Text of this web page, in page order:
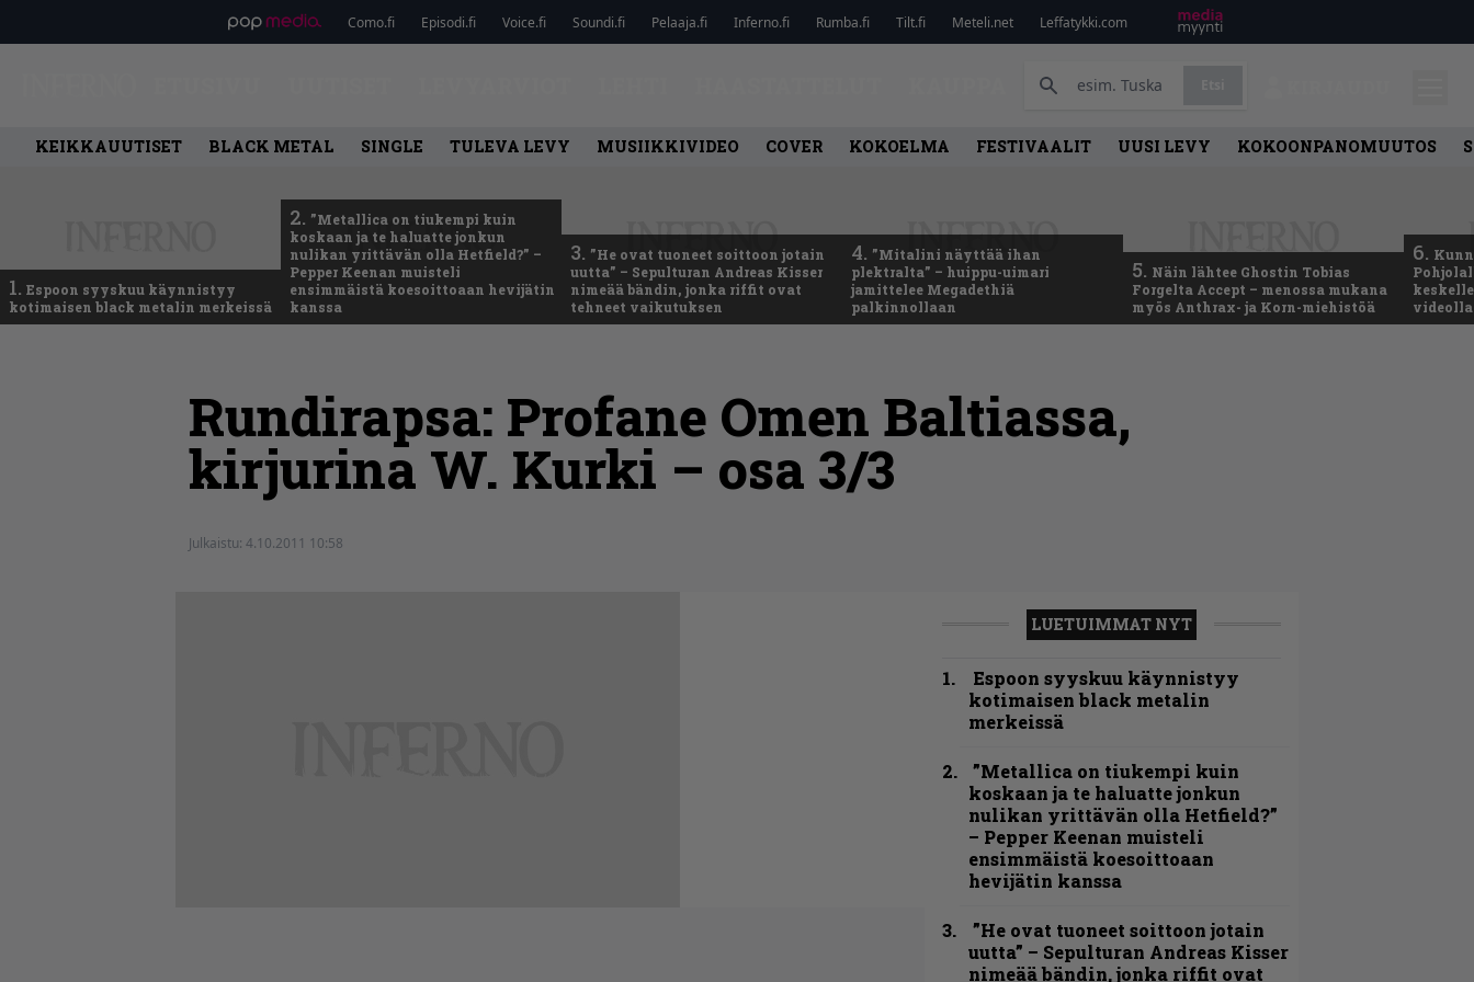
Como.fi Episodi.fi Voice.fi Soundi.fi Pelaaja.fi Inferno.fi Rumba.fi Tilt.fi Meteli.net Leffatykki.com
KEIKKAUUTISET BLACK METAL SINGLE TULEVA LEVY MUSIIKKIVIDEO COVER KOKOELMA FESTIVAALIT UUSI LEVY KOKOONPANOMUUTOS
1. Espoon syyskuu käynnistyy
kotimaisen black metalin merkeissä
2. ”Metallica on tiukempi kuin
koskaan ja te haluatte jonkun
nulikan yrittävän olla Hetfield?” –
Pepper Keenan muisteli
ensimmäistä koesoittoaan hevijätin
kanssa
3. ”He ovat tuoneet soittoon jotain
uutta” – Sepulturan Andreas Kisser
nimeää bändin, jonka riffit ovat
tehneet vaikutuksen
4. ”Mitalini näyttää ihan
plektralta” – huippu-uimari
jamittelee Megadethiä
palkinnollaan
5. Näin lähtee Ghostin Tobias
Forgelta Accept – menossa mukana
myös Anthrax- ja Korn-miehistöä
6.
Rundirapsa: Profane Omen Baltiassa,
kirjurina W. Kurki – osa 3/3
Julkaistu: 4.10.2011 10:58
LUETUIMMAT NYT
Espoon syyskuu käynnistyy
kotimaisen black metalin
merkeissä
”Metallica on tiukempi kuin
koskaan ja te haluatte jonkun
nulikan yrittävän olla Hetfield?”
– Pepper Keenan muisteli
ensimmäistä koesoittoaan
hevijätin kanssa
”He ovat tuoneet soittoon jotain
uutta” – Sepulturan Andreas Kisser
nimeää bändin, jonka riffit ovat